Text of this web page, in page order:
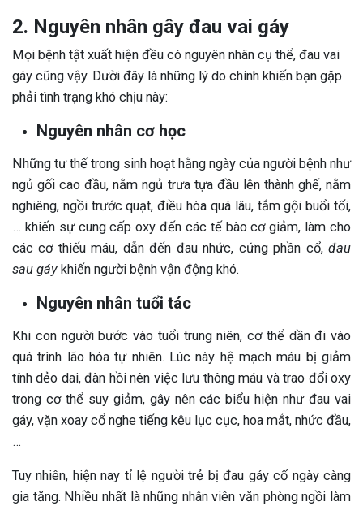
2. Nguyên nhân gây đau vai gáy
Mọi bệnh tật xuất hiện đều có nguyên nhân cụ thể, đau vai
gáy cũng vậy. Dười đây là những lý do chính khiến bạn gặp
phải tình trạng khó chịu này:
Nguyên nhân cơ học
Những tư thế trong sinh hoạt hằng ngày của người bệnh như
ngủ gối cao đầu, nằm ngủ trưa tựa đầu lên thành ghế, nằm
nghiêng, ngồi trước quạt, điều hòa quá lâu, tắm gội buổi tối,
… khiến sự cung cấp oxy đến các tế bào cơ giảm, làm cho
các cơ thiếu máu, dẫn đến đau nhức, cứng phần cổ, đau
sau gáy khiến người bệnh vận động khó.
Nguyên nhân tuổi tác
Khi con người bước vào tuổi trung niên, cơ thể dần đi vào
quá trình lão hóa tự nhiên. Lúc này hệ mạch máu bị giảm
tính dẻo dai, đàn hồi nên việc lưu thông máu và trao đổi oxy
trong cơ thể suy giảm, gây nên các biểu hiện như đau vai
gáy, vặn xoay cổ nghe tiếng kêu lục cục, hoa mắt, nhức đầu,
…
Tuy nhiên, hiện nay tỉ lệ người trẻ bị đau gáy cổ ngày càng
gia tăng. Nhiều nhất là những nhân viên văn phòng ngồi làm